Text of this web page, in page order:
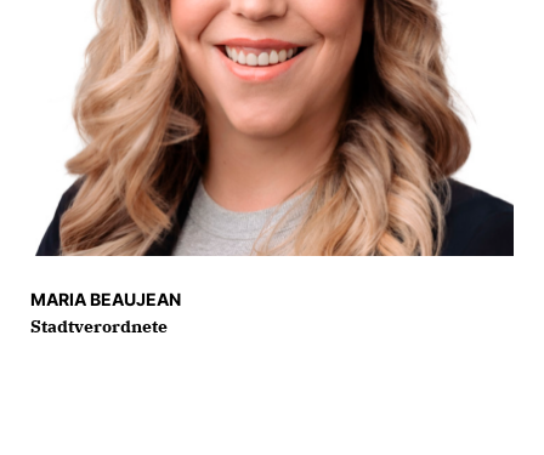
MARIA BEAUJEAN
Stadtverordnete